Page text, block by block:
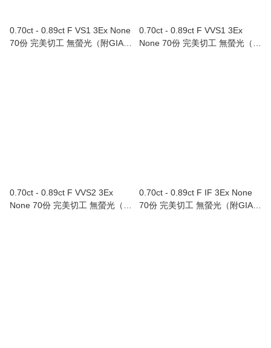
0.70ct - 0.89ct F VS1 3Ex None
70份 完美切工 無螢光（附GIA證
0.70ct - 0.89ct F VVS1 3Ex
None 70份 完美切工 無螢光（附
0.70ct - 0.89ct F VVS2 3Ex
None 70份 完美切工 無螢光（附
0.70ct - 0.89ct F IF 3Ex None
70份 完美切工 無螢光（附GIA證